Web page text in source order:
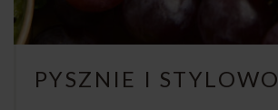
PYSZNIE I STYLOWO